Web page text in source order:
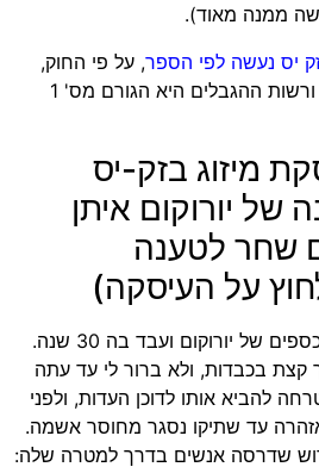
ממנה מאוד).
יס נעשה לפי הספר, על פי החוק,
דקדקו על כל פרט ופרט – ורשות ההגבלים היא הגורם מס' 1
מיזוג בזק-יס
יורוקום איתן
שחר לטענה
על העיסקה)
פליקס כהן היה סמנכ"ל הכספים של יורוקום ועבד בה 30 שנה.
בכבדות, ולא ברור לי עד עתה
להביא אותו לדוכן העדות, ולפני
עד שתיקו נסגר מחוסר אשמה.
שדרסה אנשים בדרך למטרה שלה: